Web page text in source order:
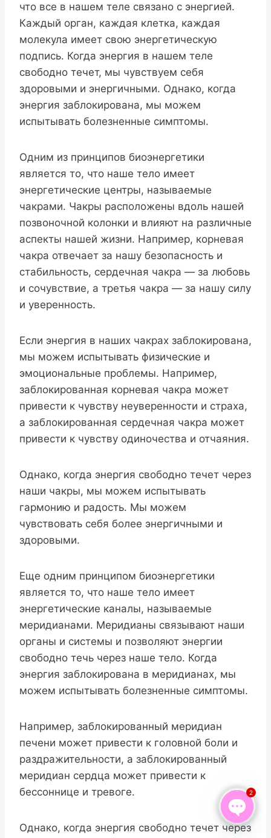
что все в нашем теле связано с энергией.
Каждый орган, каждая клетка, каждая
молекула имеет свою энергетическую
подпись. Когда энергия в нашем теле
свободно течет, мы чувствуем себя
здоровыми и энергичными. Однако, когда
энергия заблокирована, мы можем
испытывать болезненные симптомы.
Одним из принципов биоэнергетики
является то, что наше тело имеет
энергетические центры, называемые
чакрами. Чакры расположены вдоль нашей
позвоночной колонки и влияют на различные
аспекты нашей жизни. Например, корневая
чакра отвечает за нашу безопасность и
стабильность, сердечная чакра — за любовь
и сочувствие, а третья чакра — за нашу силу
и уверенность.
Если энергия в наших чакрах заблокирована,
мы можем испытывать физические и
эмоциональные проблемы. Например,
заблокированная корневая чакра может
привести к чувству неуверенности и страха,
а заблокированная сердечная чакра может
привести к чувству одиночества и отчаяния.
Однако, когда энергия свободно течет через
наши чакры, мы можем испытывать
гармонию и радость. Мы можем
чувствовать себя более энергичными и
здоровыми.
Еще одним принципом биоэнергетики
является то, что наше тело имеет
энергетические каналы, называемые
меридианами. Меридианы связывают наши
органы и системы и позволяют энергии
свободно течь через наше тело. Когда
энергия заблокирована в меридианах, мы
можем испытывать болезненные симптомы.
Например, заблокированный меридиан
печени может привести к головной боли и
раздражительности, а заблокированный
меридиан сердца может привести к
бессоннице и тревоге.
Однако, когда энергия свободно течет через
Open
2